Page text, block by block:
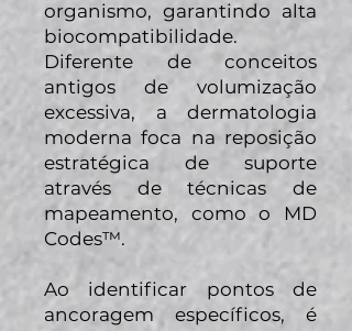
organismo, garantindo alta
biocompatibilidade.
Diferente de conceitos
antigos de volumização
excessiva, a dermatologia
moderna foca na reposição
estratégica de suporte
através de técnicas de
mapeamento, como o MD
Codes™.
Ao identificar pontos de
ancoragem específicos, é